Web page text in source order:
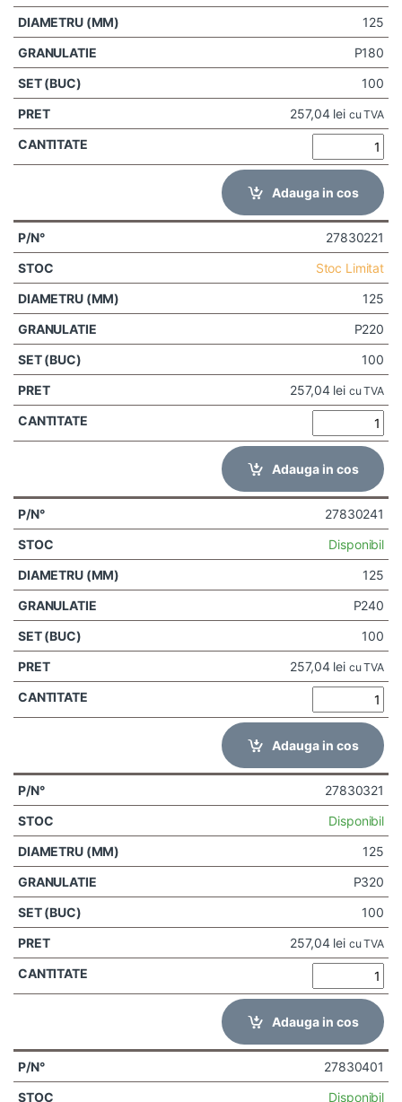
125
P180
100
257,04 lei cu TVA
Adauga in cos
27830221
Stoc Limitat
125
P220
100
257,04 lei cu TVA
Adauga in cos
27830241
Disponibil
125
P240
100
257,04 lei cu TVA
Adauga in cos
27830321
Disponibil
125
P320
100
257,04 lei cu TVA
Adauga in cos
27830401
Disponibil